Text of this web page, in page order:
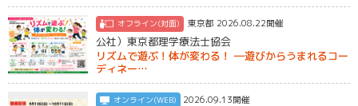
オフライン(対面) 東京都 2026.08.22開催
公社）東京都理学療法士協会
リズムで遊ぶ！体が変わる！ ―遊びからうまれるコー
ディネー…
オンライン(WEB) 2026.09.13開催